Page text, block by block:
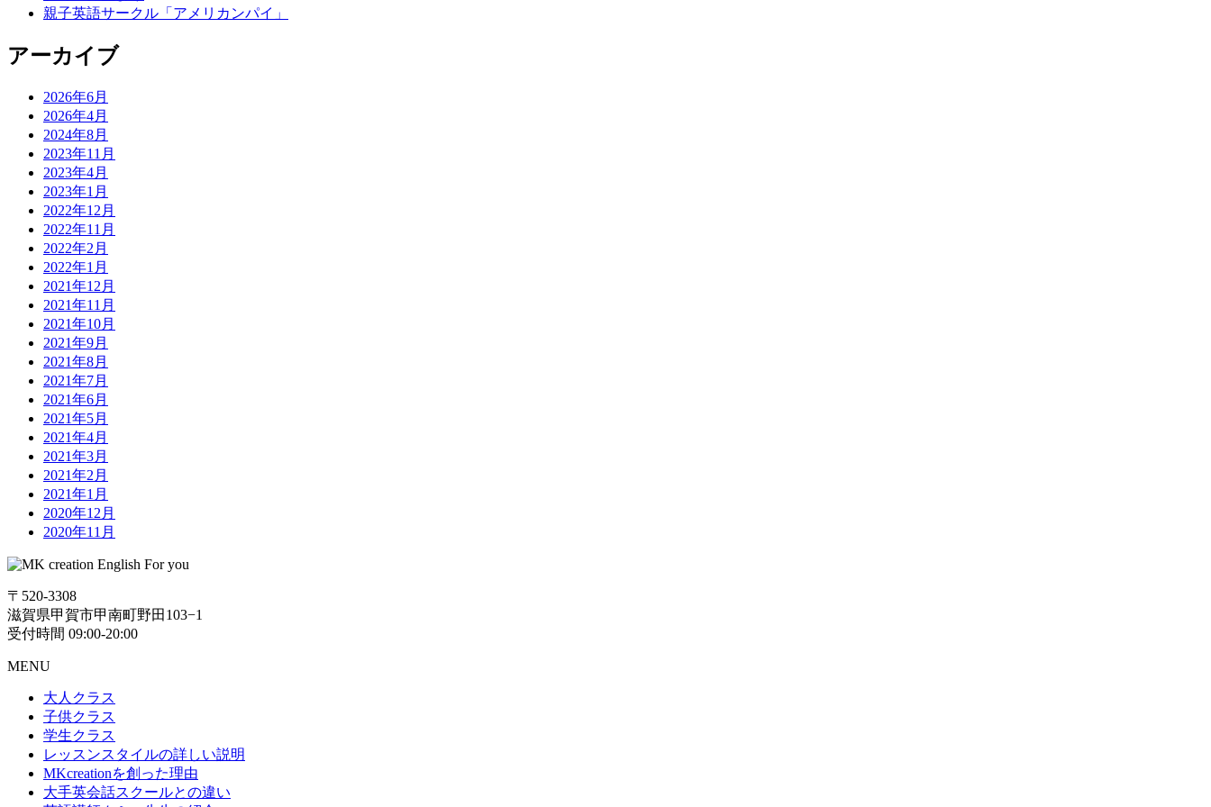
親子英語サークル「アメリカンパイ」
アーカイブ
2026年6月
2026年4月
2024年8月
2023年11月
2023年4月
2023年1月
2022年12月
2022年11月
2022年2月
2022年1月
2021年12月
2021年11月
2021年10月
2021年9月
2021年8月
2021年7月
2021年6月
2021年5月
2021年4月
2021年3月
2021年2月
2021年1月
2020年12月
2020年11月
〒520-3308
滋賀県甲賀市甲南町野田103−1
受付時間 09:00-20:00
MENU
大人クラス
子供クラス
学生クラス
レッスンスタイルの詳しい説明
MKcreationを創った理由
大手英会話スクールとの違い